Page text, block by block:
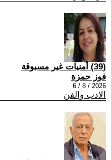
(39) أمنيات غير مسبوقة
فوز حمزة
2026 / 8 / 6
الادب والفن